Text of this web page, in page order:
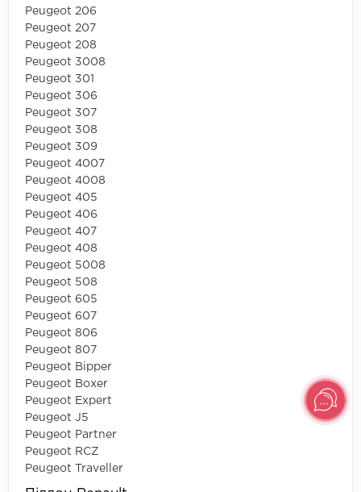
Peugeot 206
Peugeot 207
Peugeot 208
Peugeot 3008
Peugeot 301
Peugeot 306
Peugeot 307
Peugeot 308
Peugeot 309
Peugeot 4007
Peugeot 4008
Peugeot 405
Peugeot 406
Peugeot 407
Peugeot 408
Peugeot 5008
Peugeot 508
Peugeot 605
Peugeot 607
Peugeot 806
Peugeot 807
Peugeot Bipper
Peugeot Boxer
Peugeot Expert
Peugeot J5
Peugeot Partner
Peugeot RCZ
Peugeot Traveller